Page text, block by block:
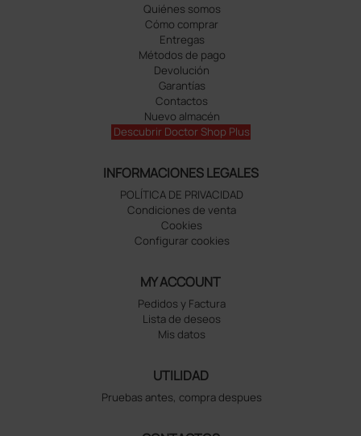
Quiénes somos
Cómo comprar
Entregas
Métodos de pago
Devolución
Garantías
Contactos
Nuevo almacén
Descubrir Doctor Shop Plus
INFORMACIONES LEGALES
POLÍTICA DE PRIVACIDAD
Condiciones de venta
Cookies
Configurar cookies
MY ACCOUNT
Pedidos y Factura
Lista de deseos
Mis datos
UTILIDAD
Pruebas antes, compra despues